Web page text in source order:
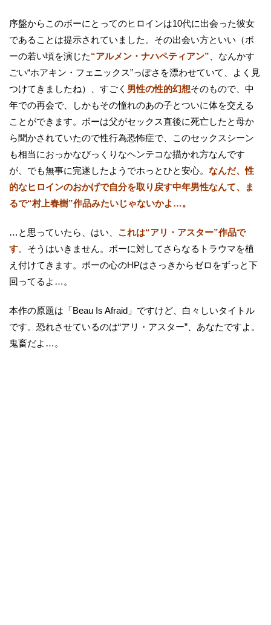
序盤からこのボーにとってのヒロインは10代に出会った彼女
であることは提示されていました。その出会い方といい（ボ
ーの若い頃を演じた“アルメン・ナハペティアン” 、なんかす
ごい“ホアキン・フェニックス”っぽさを漂わせていて、よく見
つけてきましたね）、すごく 男性の性的幻想そのもので、中
年での再会で、しかもその憧れのあの子とついに体を交える
ことができます。ボーは父がセックス直後に死亡したと母か
ら聞かされていたので性行為恐怖症で、このセックスシーン
も相当におっかなびっくりなヘンテコな描かれ方なんです
が、でも無事に完遂したようでホっとひと安心。 なんだ、性
的なヒロインのおかげで自分を取り戻す中年男性なんて、ま
るで“村上春樹”作品みたいじゃないかよ…。
…と思っていたら、はい、 これは“アリ・アスター”作品で
す。そうはいきません。ボーに対してさらなるトラウマを植
え付けてきます。ボーの心のHPはさっきからゼロをずっと下
回ってるよ…。
本作の原題は「Beau Is Afraid」ですけど、白々しいタイトル
です。恐れさせているのは“アリ・アスター”、あなたですよ。
鬼畜だよ…。